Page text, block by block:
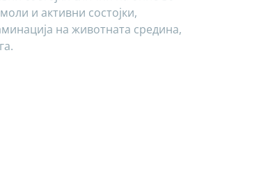
и активни состојки,
на животната средина,